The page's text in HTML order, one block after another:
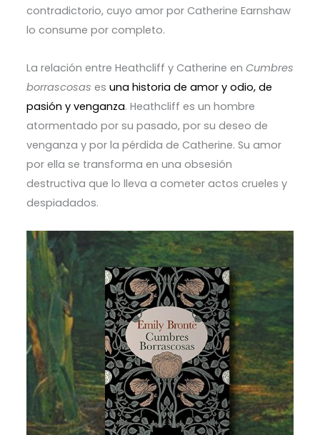
contradictorio, cuyo amor por Catherine Earnshaw
lo consume por completo.
La relación entre Heathcliff y Catherine en Cumbres
borrascosas es una historia de amor y odio, de
pasión y venganza. Heathcliff es un hombre
atormentado por su pasado, por su deseo de
venganza y por la pérdida de Catherine. Su amor
por ella se transforma en una obsesión
destructiva que lo lleva a cometer actos crueles y
despiadados.